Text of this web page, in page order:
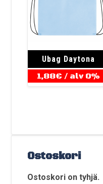
Ubag Daytona
1,88€ / alv 0%
Ostoskori
Ostoskori on tyhjä.